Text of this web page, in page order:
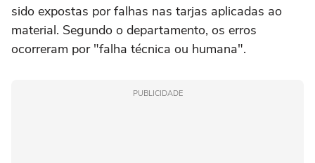
sido expostas por falhas nas tarjas aplicadas ao
material. Segundo o departamento, os erros
ocorreram por "falha técnica ou humana".
PUBLICIDADE